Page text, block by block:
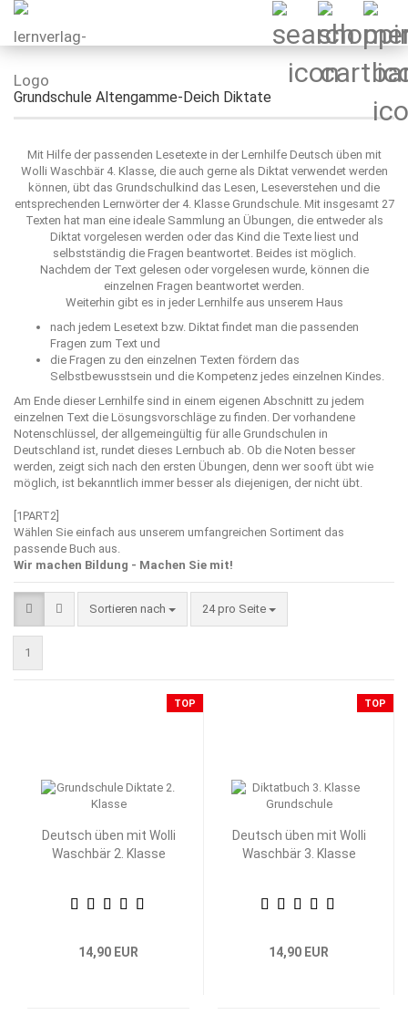
Grundschule Altengamme-Deich Diktate
Mit Hilfe der passenden Lesetexte in der Lernhilfe Deutsch üben mit
Wolli Waschbär 4. Klasse, die auch gerne als Diktat verwendet werden
können, übt das Grundschulkind das Lesen, Leseverstehen und die
entsprechenden Lernwörter der 4. Klasse Grundschule. Mit insgesamt 27
Texten hat man eine ideale Sammlung an Übungen, die entweder als
Diktat vorgelesen werden oder das Kind die Texte liest und
selbstständig die Fragen beantwortet. Beides ist möglich.
Nachdem der Text gelesen oder vorgelesen wurde, können die
einzelnen Fragen beantwortet werden.
Weiterhin gibt es in jeder Lernhilfe aus unserem Haus
nach jedem Lesetext bzw. Diktat findet man die passenden
Fragen zum Text und
die Fragen zu den einzelnen Texten fördern das
Selbstbewusstsein und die Kompetenz jedes einzelnen Kindes.
Am Ende dieser Lernhilfe sind in einem eigenen Abschnitt zu jedem
einzelnen Text die Lösungsvorschläge zu finden. Der vorhandene
Notenschlüssel, der allgemeingültig für alle Grundschulen in
Deutschland ist, rundet dieses Lernbuch ab. Ob die Noten besser
werden, zeigt sich nach den ersten Übungen, denn wer sooft übt wie
möglich, ist bekanntlich immer besser als diejenigen, der nicht übt.
[1PART2]
Wählen Sie einfach aus unserem umfangreichen Sortiment das
passende Buch aus.
Wir machen Bildung - Machen Sie mit!
Sortieren nach
Sortieren nach 24 pro Seite
pro Seite
1
TOP
Deutsch üben mit Wolli
Waschbär 2. Klasse
14,90 EUR
TOP
Deutsch üben mit Wolli
Waschbär 3. Klasse
14,90 EUR